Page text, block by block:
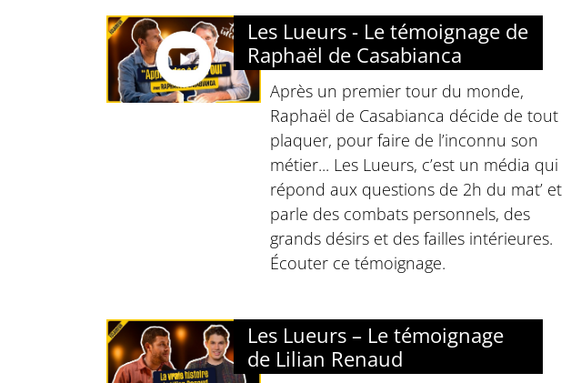
Les Lueurs - Le témoignage de
Raphaël de Casabianca
Après un premier tour du monde,
Raphaël de Casabianca décide de tout
plaquer, pour faire de l’inconnu son
métier... Les Lueurs, c’est un média qui
répond aux questions de 2h du mat’ et
parle des combats personnels, des
grands désirs et des failles intérieures.
Écouter ce témoignage.
Les Lueurs – Le témoignage
de Lilian Renaud